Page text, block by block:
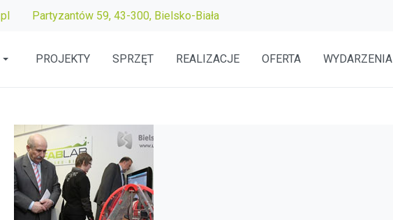
Partyzantów 59, 43-300, Bielsko-Biała
PROJEKTY SPRZĘT REALIZACJE OFERTA WYDARZENIA